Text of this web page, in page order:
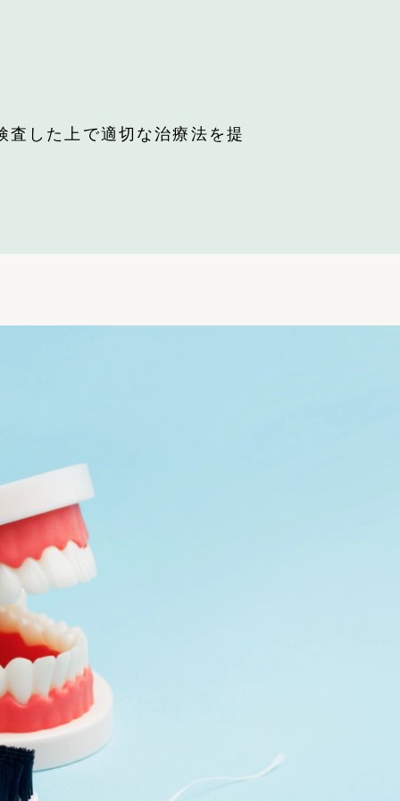
査した上で適切な治療法を提